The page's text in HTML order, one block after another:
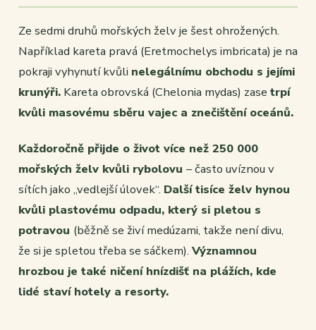
Ze sedmi druhů mořských želv je šest ohrožených.
Například kareta pravá (Eretmochelys imbricata) je na
pokraji vyhynutí kvůli nelegálnímu obchodu s jejími
krunýři. Kareta obrovská (Chelonia mydas) zase trpí
kvůli masovému sběru vajec a znečištění oceánů.
Každoročně přijde o život více než 250 000
mořských želv kvůli rybolovu – často uvíznou v
sítích jako „vedlejší úlovek“. Další tisíce želv hynou
kvůli plastovému odpadu, který si pletou s
potravou (běžně se živí medúzami, takže není divu,
že si je spletou třeba se sáčkem). Významnou
hrozbou je také ničení hnízdišť na plážích, kde
lidé staví hotely a resorty.